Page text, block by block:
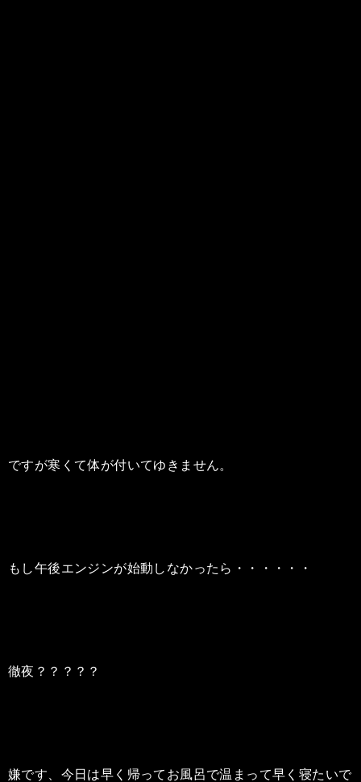
ですが寒くて体が付いてゆきません。
もし午後エンジンが始動しなかったら・・・・・・
徹夜？？？？？
嫌です、今日は早く帰ってお風呂で温まって早く寝たいで